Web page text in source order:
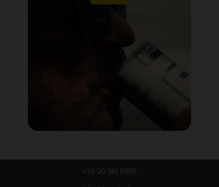
+36 20 261 8366